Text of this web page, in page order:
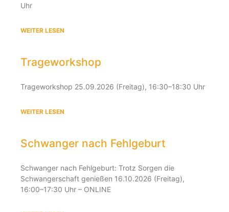
Uhr
WEITER LESEN
Trageworkshop
Trageworkshop 25.09.2026 (Freitag), 16:30–18:30 Uhr
WEITER LESEN
Schwanger nach Fehlgeburt
Schwanger nach Fehlgeburt: Trotz Sorgen die
Schwangerschaft genießen 16.10.2026 (Freitag),
16:00–17:30 Uhr – ONLINE